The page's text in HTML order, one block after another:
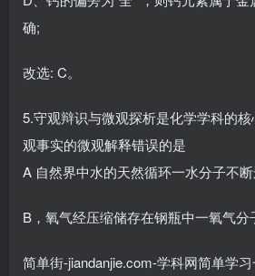
确;
改选: C。
5.守观辩识与微观探析是化学学科的
观事实的微观解释错误的是
A 自然界中水的天然循环一水分子不
B，氧气经压缩储存在钢瓶中一氧气分
简单街-jiandanjie.com-学科网简单学